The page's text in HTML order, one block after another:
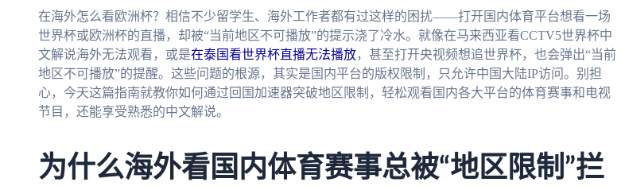
在海外怎么看欧洲杯？相信不少留学生、海外工作者都有过这样的困扰——打开国内体育平台想看一场
世界杯或欧洲杯的直播，却被“当前地区不可播放”的提示浇了冷水。就像在马来西亚看CCTV5世界杯中
文解说海外无法观看，或是在泰国看世界杯直播无法播放，甚至打开央视频想追世界杯，也会弹出“当前
地区不可播放”的提醒。这些问题的根源，其实是国内平台的版权限制，只允许中国大陆IP访问。别担
心，今天这篇指南就教你如何通过回国加速器突破地区限制，轻松观看国内各大平台的体育赛事和电视
节目，还能享受熟悉的中文解说。
为什么海外看国内体育赛事总被“地区限制”拦